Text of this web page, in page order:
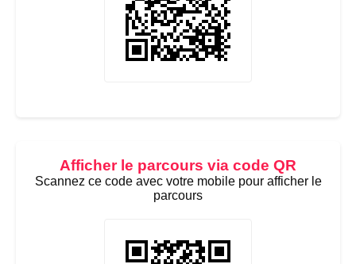
Afficher le parcours via code QR
Scannez ce code avec votre mobile pour afficher le
parcours